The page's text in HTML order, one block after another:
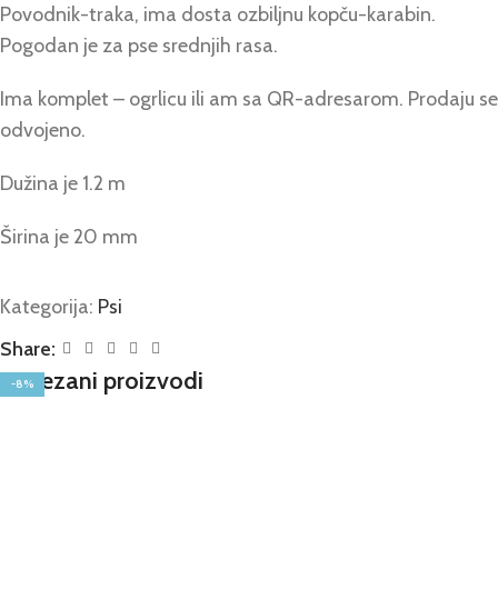
Povodnik-traka, ima dosta ozbiljnu kopču-karabin.
Pogodan je za pse srednjih rasa.
Ima komplet – ogrlicu ili am sa QR-adresarom. Prodaju se
odvojeno.
Dužina je 1.2 m
Širina je 20 mm
Kategorija: Psi
Share:
Povezani proizvodi
-8%